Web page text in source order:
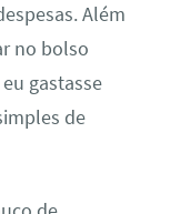
Além
no bolso
gastasse
de